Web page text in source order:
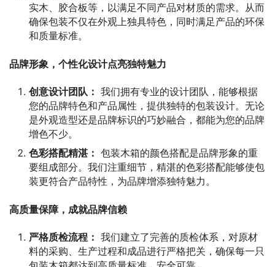
实木、胶合板等，以满足不同产品对材质的需求。从而
确保包装不仅在外观上独具特色，同时满足产品的环保
和质量标准。
品牌形象，个性化设计点亮独特魅力
创意设计团队： 我们拥有专业的设计团队，能够根据
您的品牌特色和产品属性，提供独特的包装设计。无论
是外观造型还是品牌标识的巧妙融合，都能为您的品牌
增色不少。
色彩搭配精湛： 包装木箱的颜色搭配是品牌形象的重
要组成部分。我们注重细节，精湛的色彩搭配能够使包
装更符合产品特性，为品牌增添独特魅力。
高质量保障，成就品牌信赖
严格质检流程： 我们建立了完善的质检体系，对原材
料的采购、生产过程和成品进行严格把关，确保每一只